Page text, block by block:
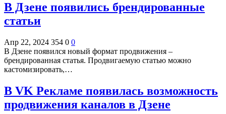
В Дзене появились брендированные
статьи
Апр 22, 2024 354 0 0
В Дзене появился новый формат продвижения –
брендированная статья. Продвигаемую статью можно
кастомизировать,…
В VK Рекламе появилась возможность
продвижения каналов в Дзене